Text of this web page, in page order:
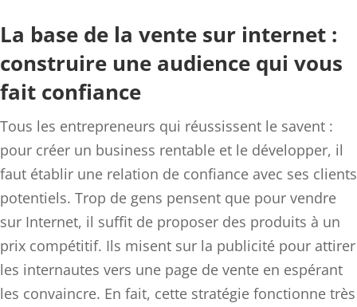
La base de la vente sur internet :
construire une audience qui vous
fait confiance
Tous les entrepreneurs qui réussissent le savent :
pour créer un business rentable et le développer, il
faut établir une relation de confiance avec ses clients
potentiels. Trop de gens pensent que pour vendre
sur Internet, il suffit de proposer des produits à un
prix compétitif. Ils misent sur la publicité pour attirer
les internautes vers une page de vente en espérant
les convaincre. En fait, cette stratégie fonctionne très